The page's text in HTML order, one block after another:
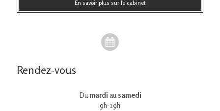
En savoir plus sur le cabinet
Rendez-vous
Dumardi ausamedi
9h-19h